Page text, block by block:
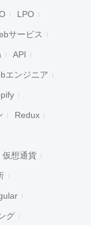
LPO
サービス
API
エンジニア
Redux
仮想通貨
グ